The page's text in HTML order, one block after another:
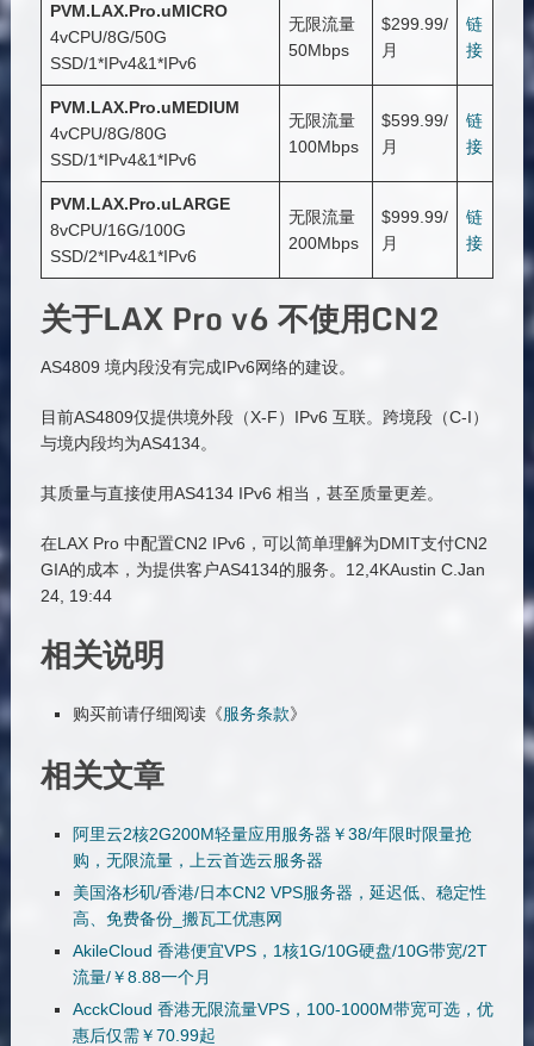
PVM.LAX.Pro.uMICRO
4vCPU/8G/50G
SSD/1*IPv4&1*IPv6
无限流量
50Mbps
$299.99/
月
链
接
PVM.LAX.Pro.uMEDIUM
4vCPU/8G/80G
SSD/1*IPv4&1*IPv6
无限流量
100Mbps
$599.99/
月
链
接
PVM.LAX.Pro.uLARGE
8vCPU/16G/100G
SSD/2*IPv4&1*IPv6
无限流量
200Mbps
$999.99/
月
链
接
关于LAX Pro v6 不使用CN2
AS4809 境内段没有完成IPv6网络的建设。
目前AS4809仅提供境外段（X-F）IPv6 互联。跨境段（C-I）
与境内段均为AS4134。
其质量与直接使用AS4134 IPv6 相当，甚至质量更差。
在LAX Pro 中配置CN2 IPv6，可以简单理解为DMIT支付CN2
GIA的成本，为提供客户AS4134的服务。12,4KAustin C.Jan
24, 19:44
相关说明
购买前请仔细阅读《服务条款》
相关文章
阿里云2核2G200M轻量应用服务器￥38/年限时限量抢
购，无限流量，上云首选云服务器
美国洛杉矶/香港/日本CN2 VPS服务器，延迟低、稳定性
高、免费备份_搬瓦工优惠网
AkileCloud 香港便宜VPS，1核1G/10G硬盘/10G带宽/2T
流量/￥8.88一个月
AcckCloud 香港无限流量VPS，100-1000M带宽可选，优
惠后仅需￥70.99起